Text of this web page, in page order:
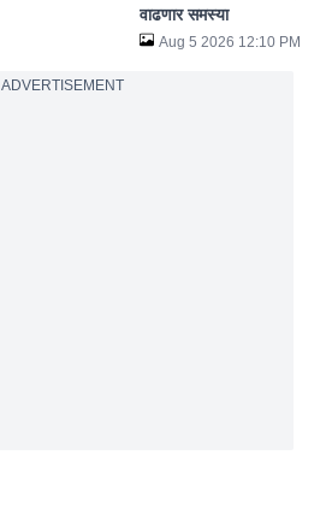
वाढणार समस्या
Aug 5 2026 12:10 PM
ADVERTISEMENT